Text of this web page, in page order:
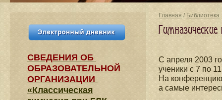
Главная / Библиотека
Гимназические
С апреля 2003
ученики с 7 по
На
а самые
СВЕДЕНИЯ​ ОБ
ОБРАЗОВАТЕЛЬНОЙ
ОРГАНИЗАЦИИ
«Классическая